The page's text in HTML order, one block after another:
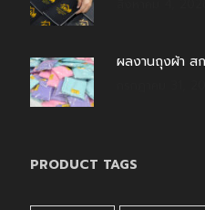
ผลงานถุงผ้า ส
PRODUCT TAGS